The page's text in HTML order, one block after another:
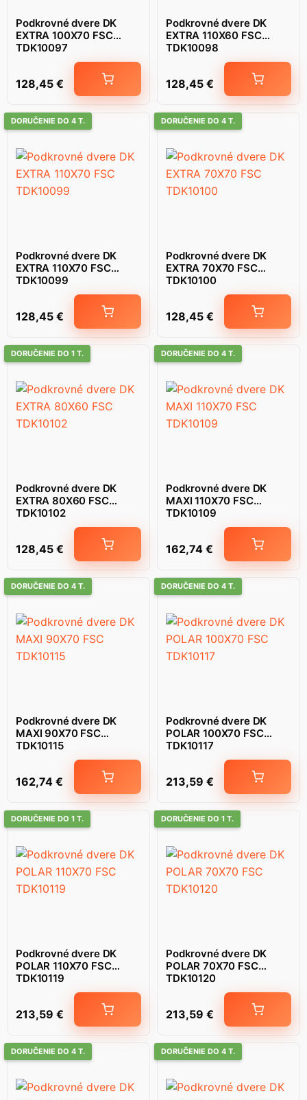
Podkrovné dvere DK
EXTRA 100X70 FSC
TDK10097
128,45 €
Podkrovné dvere DK
EXTRA 110X60 FSC
TDK10098
128,45 €
DORUČENIE DO 4 T.
Podkrovné dvere DK
EXTRA 110X70 FSC
TDK10099
128,45 €
DORUČENIE DO 4 T.
Podkrovné dvere DK
EXTRA 70X70 FSC
TDK10100
128,45 €
DORUČENIE DO 1 T.
Podkrovné dvere DK
EXTRA 80X60 FSC
TDK10102
128,45 €
DORUČENIE DO 4 T.
Podkrovné dvere DK
MAXI 110X70 FSC
TDK10109
162,74 €
DORUČENIE DO 4 T.
Podkrovné dvere DK
MAXI 90X70 FSC
TDK10115
162,74 €
DORUČENIE DO 4 T.
Podkrovné dvere DK
POLAR 100X70 FSC
TDK10117
213,59 €
DORUČENIE DO 1 T.
Podkrovné dvere DK
POLAR 110X70 FSC
TDK10119
213,59 €
DORUČENIE DO 1 T.
Podkrovné dvere DK
POLAR 70X70 FSC
TDK10120
213,59 €
DORUČENIE DO 4 T. DORUČENIE DO 4 T.